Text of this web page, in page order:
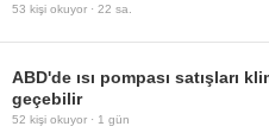
53 kişi okuyor · 22 sa.
ABD'de ısı pompası satışları
geçebilir
52 kişi okuyor · 1 gün